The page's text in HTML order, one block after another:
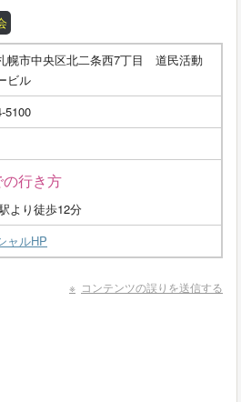
幌市中央区北二条西7丁目 道民活動
ビル
5100
行き方
より徒歩12分
ャルHP
コンテンツの誤りを送信する